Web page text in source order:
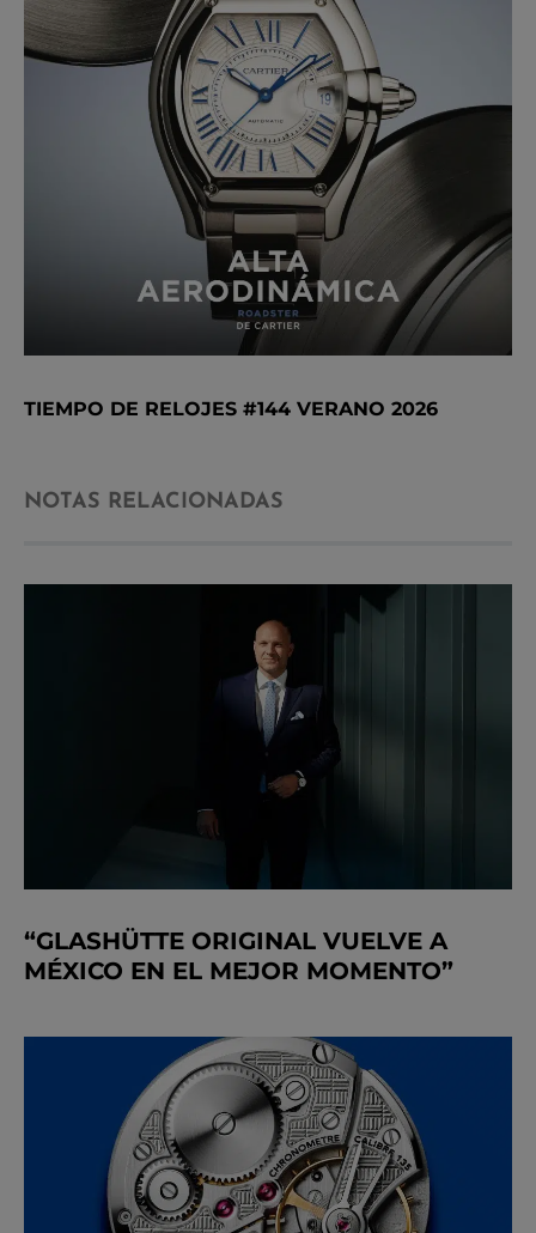
TIEMPO DE RELOJES #144 VERANO 2026
NOTAS RELACIONADAS
“GLASHÜTTE ORIGINAL VUELVE A
MÉXICO EN EL MEJOR MOMENTO”